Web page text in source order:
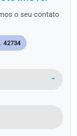
o seu contato
42734